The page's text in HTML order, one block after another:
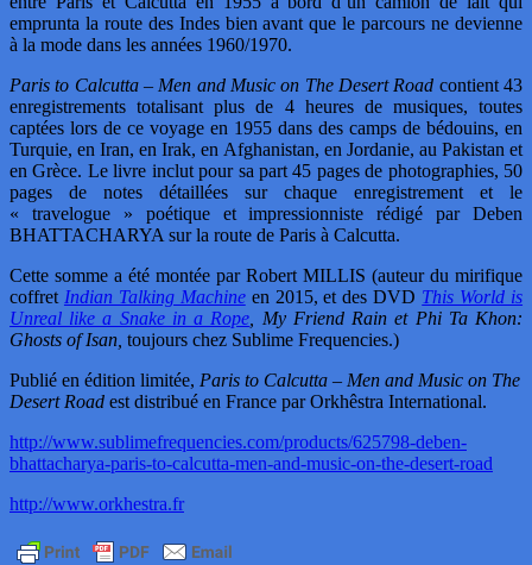
emprunta la route des Indes bien avant que le parcours ne devienne
à la mode dans les années 1960/1970.
Paris to Calcutta – Men and Music on The Desert Road contient 43
enregistrements totalisant plus de 4 heures de musiques, toutes
captées lors de ce voyage en 1955 dans des camps de bédouins, en
Turquie, en Iran, en Irak, en Afghanistan, en Jordanie, au Pakistan et
en Grèce. Le livre inclut pour sa part 45 pages de photographies, 50
pages de notes détaillées sur chaque enregistrement et le
« travelogue » poétique et impressionniste rédigé par Deben
BHATTACHARYA sur la route de Paris à Calcutta.
Cette somme a été montée par Robert MILLIS (auteur du mirifique
coffret Indian Talking Machineen 2015, et des DVD This World is
Unreal like a Snake in a Rope, My Friend Rain et Phi Ta Khon:
Ghosts of Isan, toujours chez Sublime Frequencies.)
Publié en édition limitée, Paris to Calcutta – Men and Music on The
Desert Road est distribué en France par Orkhêstra International.
http://www.sublimefrequencies.com/products/625798-deben-
bhattacharya-paris-to-calcutta-men-and-music-on-the-desert-road
http://www.orkhestra.fr